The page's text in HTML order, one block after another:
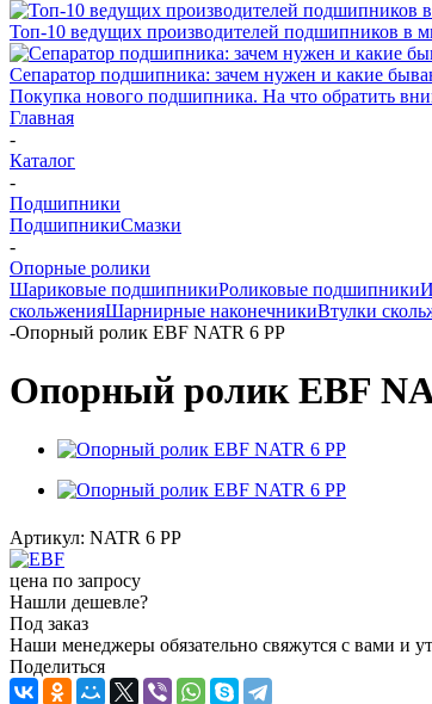
Топ-10 ведущих производителей подшипников в
Сепаратор подшипника: зачем нужен и какие
Покупка нового подшипника. На что обратить
Главная
-
Каталог
-
Подшипники
ПодшипникиСмазки
-
Опорные ролики
Шариковые подшипникиРоликовые подшипники
скольженияШарнирные наконечникиВтулки
-Опорный ролик EBF NATR 6 PP
Опорный ролик EBF
Артикул: NATR 6 PP
цена по запросу
Нашли дешевле?
Под заказ
Наши менеджеры обязательно свяжутся с вами и
Поделиться